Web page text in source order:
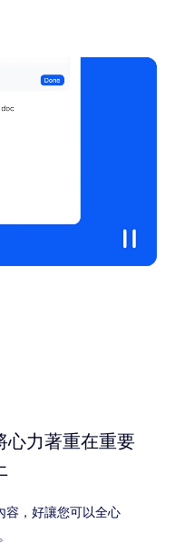
心力著重在重要
容，好讓您可以全心